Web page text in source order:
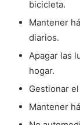
bicicleta.
Mantener
diarios.
Apagar las
hogar.
Gestionar
Mantener